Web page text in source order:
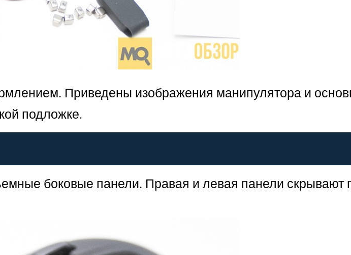
Приведены изображения манипулятора и
подложке.
боковые панели. Правая и левая панели скрывают